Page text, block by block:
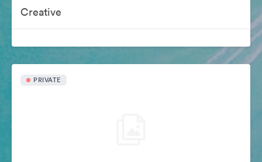
Creative
PRIVATE